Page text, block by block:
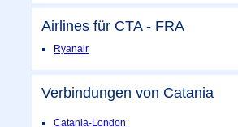
Airlines für CTA - FRA
Ryanair
Verbindungen von Catania
Catania-London